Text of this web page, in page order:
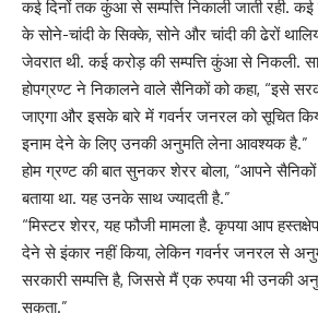
कई दिनों तक कुंआ से सम्पत्ति निकाली जाती रही.
के सोने-चांदी के सिक्के, सोने और चांदी की ढेरों
जेवरात थी. कई करोड़ की सम्पत्ति कुंआ से निकली.
होपग्रण्ट ने निकालने वाले सैनिकों को कहा, “इसे
जाएगा और इसके बारे में गवर्नर जनरल को सूचित
इनाम देने के लिए उनकी अनुमति लेना आवश्यक है.”
होम ग्रण्ट की बात सुनकर शेरर बोला, “आपने
बताया था. यह उनके साथ ज्यादती है.”
“मिस्टर शेरर, यह फौजी मामला है. कृपया आप
देने से इंकार नहीं किया, लेकिन गवर्नर जनरल से
सरकारी सम्पत्ति है, जिससे मैं एक रुपया भी उनकी
सकता.”